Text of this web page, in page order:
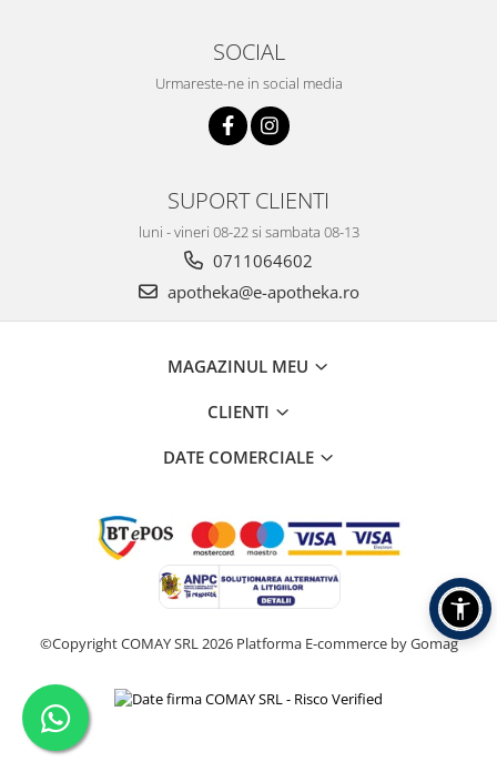
SOCIAL
Urmareste-ne in social media
SUPORT CLIENTI
luni - vineri 08-22 si sambata 08-13
0711064602
apotheka@e-apotheka.ro
MAGAZINUL MEU
CLIENTI
DATE COMERCIALE
©Copyright COMAY SRL 2026 Platforma E-commerce by Gomag